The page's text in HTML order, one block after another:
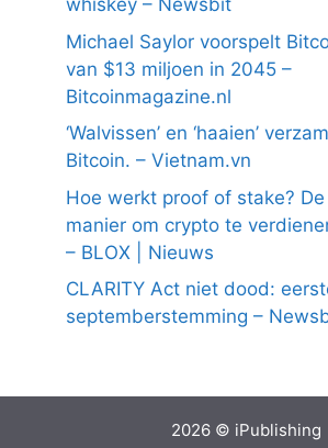
whiskey – Newsbit
Michael Saylor voorspelt
van $13 miljoen in 2045 –
Bitcoinmagazine.nl
‘Walvissen’ en ‘haaien’
Bitcoin. – Vietnam.vn
Hoe werkt proof of stake?
manier om crypto te
– BLOX | Nieuws
CLARITY Act niet dood:
septemberstemming –
2026 © iPublishing